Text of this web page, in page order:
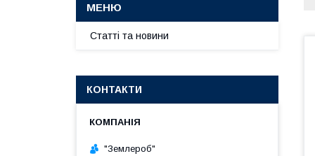
Статті та новини
КОНТАКТИ
"Землероб"